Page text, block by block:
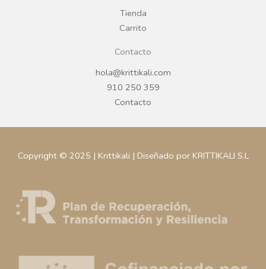
Tienda
Carrito
Contacto
hola@krittikali.com
910 250 359
Contacto
Copyright © 2025 | Krittikali | Diseñado por KRITTIKALI S.L